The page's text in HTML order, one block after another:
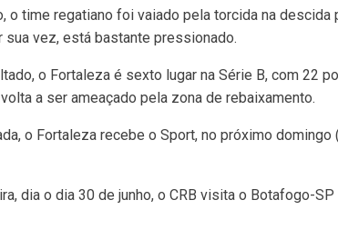
o time regatiano foi vaiado pela torcida na descida
sua vez, está bastante pressionado.
o Fortaleza é sexto lugar na Série B, com 22
a ser ameaçado pela zona de rebaixamento.
o Fortaleza recebe o Sport, no próximo domingo
dia o dia 30 de junho, o CRB visita o Botafogo-